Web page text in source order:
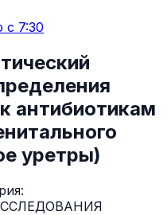
с 7:30
антибиотикам
уретры)